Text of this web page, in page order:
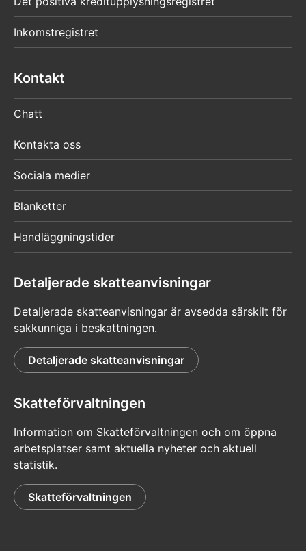
Inkomstregistret
Kontakt
Chatt
Kontakta oss
Sociala medier
Blanketter
Handläggningstider
Detaljerade skatteanvisningar
Detaljerade skatteanvisningar är avsedda särskilt för
sakkunniga i beskattningen.
Detaljerade skatteanvisningar
Skatteförvaltningen
Information om Skatteförvaltningen och om öppna
arbetsplatser samt aktuella nyheter och aktuell
statistik.
Skatteförvaltningen